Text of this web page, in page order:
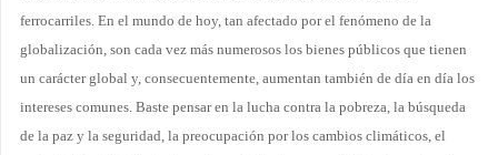
ferrocarriles. En el mundo de hoy, tan afectado por el fenómeno de la
globalización, son cada vez más numerosos los bienes públicos que tienen
un carácter global y, consecuentemente, aumentan también de día en día los
intereses comunes. Baste pensar en la lucha contra la pobreza, la búsqueda
de la paz y la seguridad, la preocupación por los cambios climáticos, el